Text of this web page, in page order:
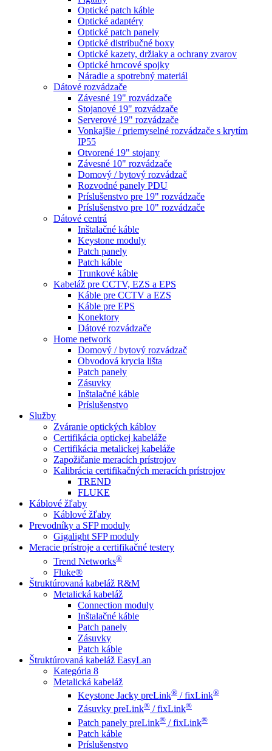
Optické patch káble
Optické adaptéry
Optické patch panely
Optické distribučné boxy
Optické kazety, držiaky a ochrany zvarov
Optické hrncové spojky
Náradie a spotrebný materiál
Dátové rozvádzače
Závesné 19" rozvádzače
Stojanové 19" rozvádzače
Serverové 19" rozvádzače
Vonkajšie / priemyselné rozvádzače s krytím
IP55
Otvorené 19" stojany
Závesné 10" rozvádzače
Domový / bytový rozvádzač
Rozvodné panely PDU
Príslušenstvo pre 19" rozvádzače
Príslušenstvo pre 10" rozvádzače
Dátové centrá
Inštalačné káble
Keystone moduly
Patch panely
Patch káble
Trunkové káble
Kabeláž pre CCTV, EZS a EPS
Káble pre CCTV a EZS
Káble pre EPS
Konektory
Dátové rozvádzače
Home network
Domový / bytový rozvádzač
Obvodová krycia lišta
Patch panely
Zásuvky
Inštalačné káble
Príslušenstvo
Služby
Zváranie optických káblov
Certifikácia optickej kabeláže
Certifikácia metalickej kabeláže
Zapožičanie meracích prístrojov
Kalibrácia certifikačných meracích prístrojov
TREND
FLUKE
Káblové žľaby
Káblové žľaby
Prevodníky a SFP moduly
Gigalight SFP moduly
Meracie prístroje a certifikačné testery
Trend Networks®
Fluke®
Štruktúrovaná kabeláž R&M
Metalická kabeláž
Connection moduly
Inštalačné káble
Patch panely
Zásuvky
Patch káble
Štruktúrovaná kabeláž EasyLan
Kategória 8
Metalická kabeláž
Keystone Jacky preLink® / fixLink®
Zásuvky preLink® / fixLink®
Patch panely preLink® / fixLink®
Patch káble
Príslušenstvo